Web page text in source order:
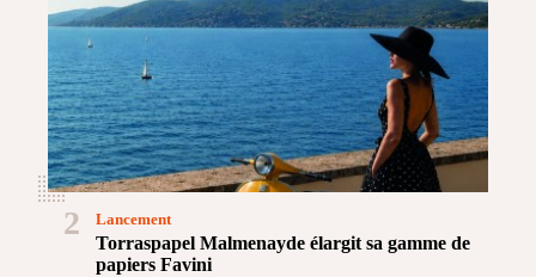
2
Torraspapel Malmenayde élargit sa gamme de
papiers Favini
Lancement